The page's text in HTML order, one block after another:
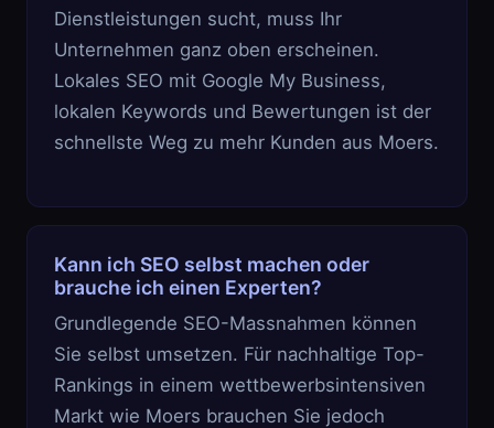
Dienstleistungen sucht, muss Ihr
Unternehmen ganz oben erscheinen.
Lokales SEO mit Google My Business,
lokalen Keywords und Bewertungen ist der
schnellste Weg zu mehr Kunden aus Moers.
Kann ich SEO selbst machen oder
brauche ich einen Experten?
Grundlegende SEO-Massnahmen können
Sie selbst umsetzen. Für nachhaltige Top-
Rankings in einem wettbewerbsintensiven
Markt wie Moers brauchen Sie jedoch